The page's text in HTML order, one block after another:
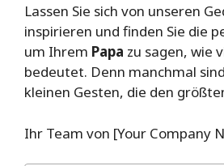
Lassen Sie sich von unseren
inspirieren und finden Sie die
um Ihrem Papa zu sagen, wie
bedeutet. Denn manchmal
kleinen Gesten, die den
Ihr Team von [Your Company